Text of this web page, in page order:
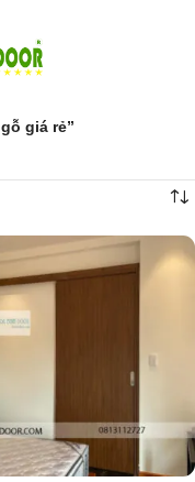
giá rẻ”